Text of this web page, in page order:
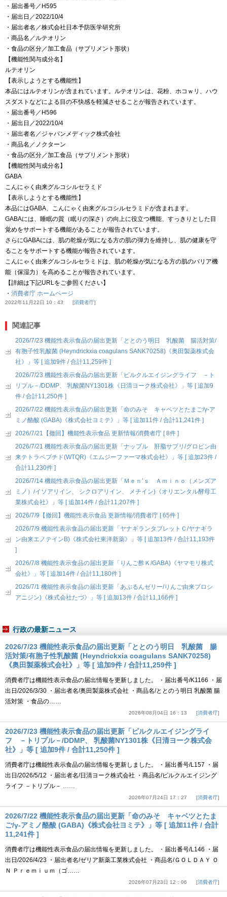
・届出番号／H595
・届出日／2022/10/4
・届出者名／株式会社日本予防医学研究所
・商品名／ルテオリン
・食品の区分／加工食品（サプリメント形状）
【機能性関与成分名】
ルテオリン
【表示しようとする機能性】
本品にはルテオリンが含まれています。ルテオリンは、花粉、ホコｗリ、ハウ
スダストなどによる目の不快感を軽減させることが報告されています。
・届出番号／H596
・届出日／2022/10/4
・届出者名／ジャパンメディック株式会社
・商品名／ノクターン
・食品の区分／加工食品（サプリメント形状）
【機能性関与成分名】
GABA
こんにゃく由来グルコシルセラミド
【表示しようとする機能性】
本品にはGABA、こんにゃく由来グルコシルセラミドが含まれます。
GABAには、睡眠の質（眠りの深さ）の向上に役立つ機能、すっきりとした目
覚めをサポートする機能があることが報告されています。
さらにGABAには、肌の乾燥が気になる方の肌の弾力を維持し、肌の健康を守
ることをサポートする機能が報告されています。
こんにゃく由来グルコシルセラミドは、肌の乾燥が気になる方の肌のバリア機
能（保湿力）を高めることが報告されています。
【詳細は下記URLをご参照ください】
・ 消費者庁 ホームページ
2022年11月22日 10：43 消費者庁
関連記事
2026/7/23 機能性表示食品の届出更新「ととのう明日 乳酸菌 腸活対策/
有胞子性乳酸菌 (Heyndrickxia coagulans SANK70258)《奥田製薬株式会
社》」等 [ 追加9件 / 合計11,259件 ]
2026/7/23 機能性表示食品の届出更新「ピルクルエイジングライフ －ト
リプル－/DDMP、 乳酸菌NY1301株《日清ヨーク株式会社》」等 [ 追加9
件 / 合計11,250件 ]
2026/7/22 機能性表示食品の届出更新「命のみそ キャベツとたまご/γ-ア
ミノ酪酸 (GABA)《株式会社ヨミテ》」等 [ 追加11件 / 合計11,241件 ]
2026/7/21【撤回】機能性表示食品 更新情報/消費者庁 [ 8件 ]
2026/7/21 機能性表示食品の届出更新「ナップル 肝脂サプリ/グロビン由
来テトラペプチド(WTQR)《エムジーファーマ株式会社》」等 [ 追加23件 /
合計11,230件 ]
2026/7/14 機能性表示食品の届出更新「Ｍｅｎ’ｓ Ａｍｉｎｏ（メンズア
ミノ）/イソアリイン、 シクロアリイン、 メチイン)《オリエンタル酵母工
業株式会社》」等 [ 追加14件 / 合計11,207件 ]
2026/7/9【撤回】機能性表示食品 更新情報/消費者庁 [ 65件 ]
2026/7/9 機能性表示食品の届出更新「ヤナギランタブレットＣ/ヤナギラ
ン由来エノテインB)《株式会社東洋新薬》」等 [ 追加13件 / 合計11,193件
]
2026/7/8 機能性表示食品の届出更新「りんご酢Ｋ/GABA)《ヤマモリ株式
会社》」等 [ 追加14件 / 合計11,180件 ]
2026/7/1 機能性表示食品の届出更新「あぷるんゼリー/りんご由来プロシ
アニジン)《株式会社たづ》」等 [ 追加13件 / 合計11,166件 ]
行政の最新ニュース
2026/7/23 機能性表示食品の届出更新「ととのう明日 乳酸菌 腸
活対策/有胞子性乳酸菌 (Heyndrickxia coagulans SANK70258)
《奥田製薬株式会社》」等 [ 追加9件 / 合計11,259件 ]
消費者庁は機能性表示食品の届出情報を更新しました。 ・届出番号/K1166 ・届
出日/2026/3/30 ・届出者名/奥田製薬株式会社 ・商品名/ととのう明日 乳酸菌 腸
活対策 ・食品の……
2026年08月04日 16：13 消費者庁
2026/7/23 機能性表示食品の届出更新「ピルクルエイジングライ
フ －トリプル－/DDMP、 乳酸菌NY1301株《日清ヨーク株式会
社》」等 [ 追加9件 / 合計11,250件 ]
消費者庁は機能性表示食品の届出情報を更新しました。 ・届出番号/L157 ・届
出日/2026/5/12 ・届出者名/日清ヨーク株式会社 ・商品名/ピルクルエイジング
ライフ －トリプル－ ……
2026年07月24日 17：27 消費者庁
2026/7/22 機能性表示食品の届出更新「命のみそ キャベツとたま
ご/γ-アミノ酪酸 (GABA)《株式会社ヨミテ》」等 [ 追加11件 / 合計
11,241件 ]
消費者庁は機能性表示食品の届出情報を更新しました。 ・届出番号/L146 ・届
出日/2026/4/23 ・届出者名/ゼリア新薬工業株式会社 ・商品名/ＧＯＬＤＡＹ Ｏ
Ｎ Ｐｒｅｍｉｕｍ（ゴ……
2026年07月23日 12：06 消費者庁